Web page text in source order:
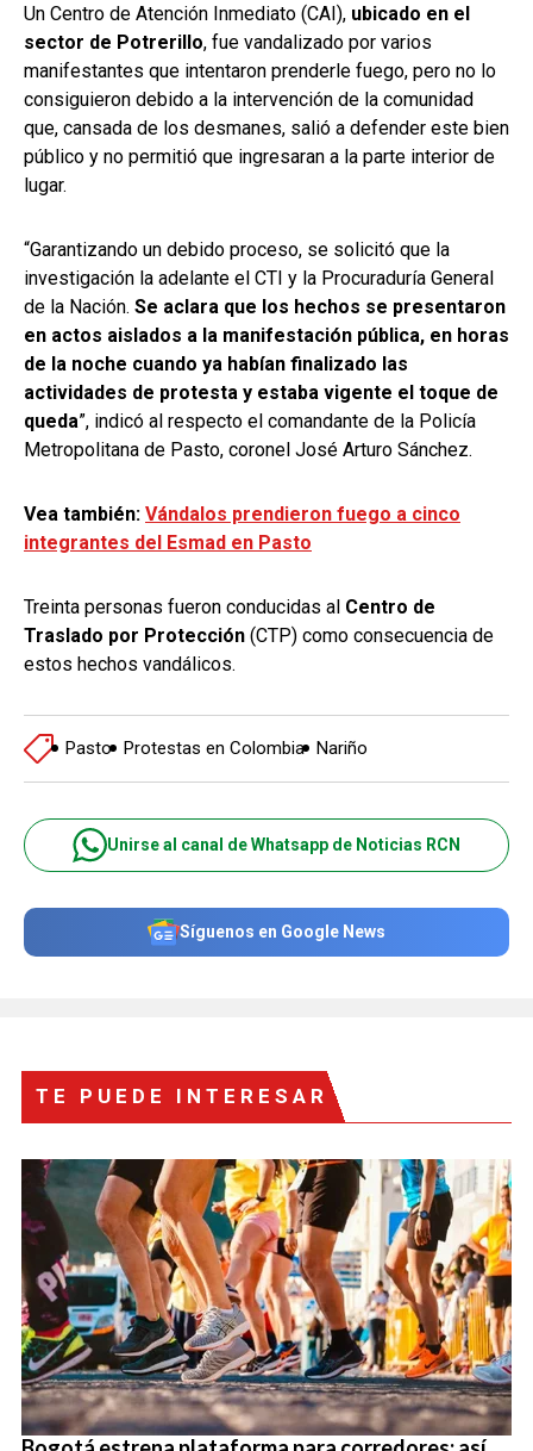
Un Centro de Atención Inmediato (CAI), ubicado en el
sector de Potrerillo, fue vandalizado por varios
manifestantes que intentaron prenderle fuego, pero no lo
consiguieron debido a la intervención de la comunidad
que, cansada de los desmanes, salió a defender este bien
público y no permitió que ingresaran a la parte interior de
lugar.
“Garantizando un debido proceso, se solicitó que la
investigación la adelante el CTI y la Procuraduría General
de la Nación. Se aclara que los hechos se presentaron
en actos aislados a la manifestación pública, en horas
de la noche cuando ya habían finalizado las
actividades de protesta y estaba vigente el toque de
queda”, indicó al respecto el comandante de la Policía
Metropolitana de Pasto, coronel José Arturo Sánchez.
Vea también: Vándalos prendieron fuego a cinco
integrantes del Esmad en Pasto
Treinta personas fueron conducidas al Centro de
Traslado por Protección (CTP) como consecuencia de
estos hechos vandálicos.
Pasto Protestas en Colombia Nariño
Unirse al canal de Whatsapp de Noticias RCN
Síguenos en Google News
TE PUEDE INTERESAR